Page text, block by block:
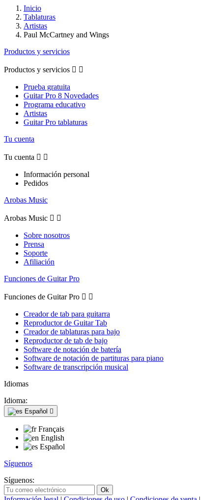
Inicio
Tablaturas
Artistas
Paul McCartney and Wings
Productos y servicios
Productos y servicios  
Prueba gratuita
Guitar Pro 8 Novedades
Programa educativo
Artistas
Guitar Pro tablaturas
Tu cuenta
Tu cuenta  
Información personal
Pedidos
Arobas Music
Arobas Music  
Sobre nosotros
Prensa
Soporte
Afiliación
Funciones de Guitar Pro
Funciones de Guitar Pro  
Creador de tab para guitarra
Reproductor de Guitar Tab
Creador de tablaturas para bajo
Reproductor de tab de bajo
Software de notación de batería
Software de notación de partituras para piano
Software de transcripción musical
Idiomas
Idioma:
Español 
Français
English
Español
Síguenos
Síguenos: